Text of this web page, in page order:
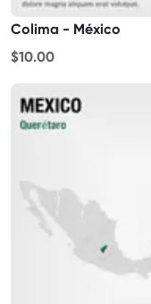
Colima - México
$10.00